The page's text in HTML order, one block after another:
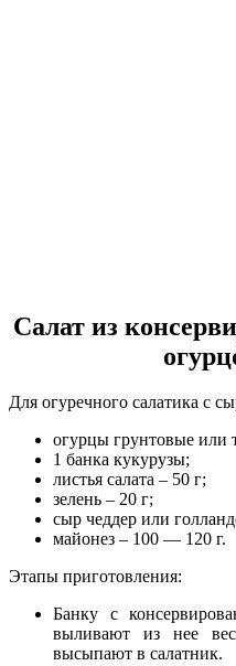
Салат из
Для огуречного салатика с
огурцы грунтовые или
1 банка кукурузы;
листья салата – 50 г;
зелень – 20 г;
сыр чеддер или
майонез – 100 — 120 г.
Этапы приготовления:
Банку с
выливают из нее
высыпают в салатник.